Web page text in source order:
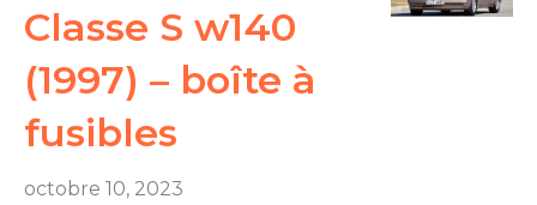
Classe S w140
(1997) – boîte à
fusibles
octobre 10, 2023